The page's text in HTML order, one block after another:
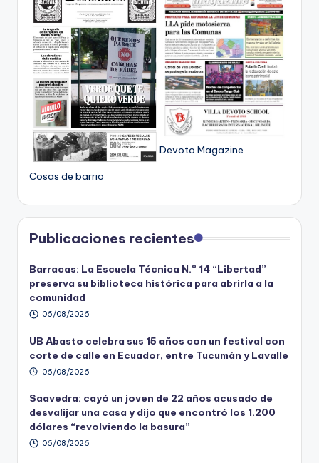
Cosas de barrio
Devoto Magazine
Publicaciones recientes
Barracas: La Escuela Técnica N.º 14 “Libertad”
preserva su biblioteca histórica para abrirla a la
comunidad
06/08/2026
UB Abasto celebra sus 15 años con un festival con
corte de calle en Ecuador, entre Tucumán y Lavalle
06/08/2026
Saavedra: cayó un joven de 22 años acusado de
desvalijar una casa y dijo que encontró los 1.200
dólares “revolviendo la basura”
06/08/2026